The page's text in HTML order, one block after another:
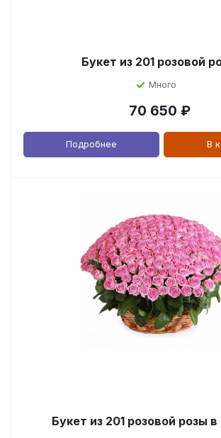
Букет из 201 розовой
Много
70 650 ₽
Подробнее В
Букет из 201 розовой розы в